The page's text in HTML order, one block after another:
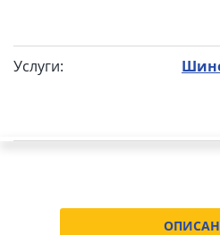
Услуги: